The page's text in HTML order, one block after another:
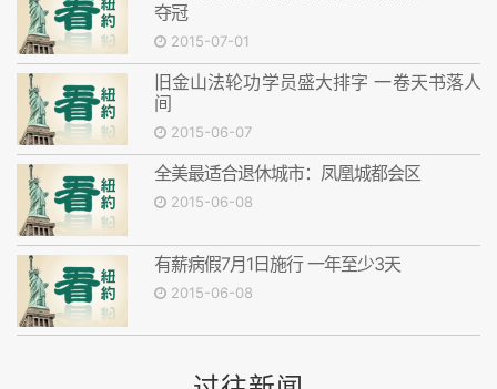
夺冠
2015-07-01
旧金山法轮功学员盛大排字 一卷天书落人
间
2015-06-07
全美最适合退休城市：凤凰城都会区
2015-06-08
有薪病假7月1日施行 一年至少3天
2015-06-08